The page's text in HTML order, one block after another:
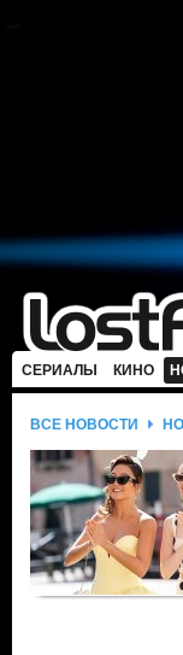
СЕРИАЛЫ КИНО
ВСЕ НОВОСТИ